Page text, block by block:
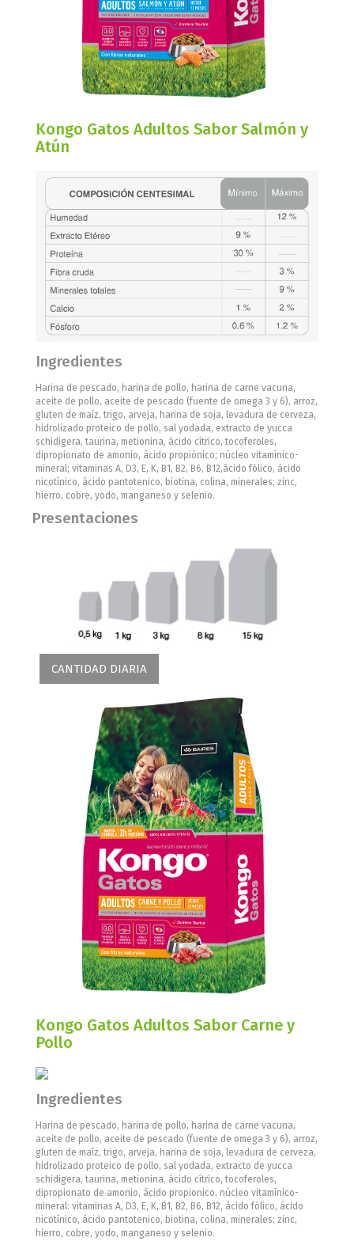
Kongo Gatos Adultos Sabor Salmón y
Atún
Ingredientes
Harina de pescado, harina de pollo, harina de carne vacuna,
aceite de pollo, aceite de pescado (fuente de omega 3 y 6), arroz,
gluten de maíz, trigo, arveja, harina de soja, levadura de cerveza,
hidrolizado proteico de pollo, sal yodada, extracto de yucca
schidigera, taurina, metionina, ácido cítrico, tocoferoles,
dipropionato de amonio, ácido propiónico; núcleo vitamínico-
mineral; vitaminas A, D3, E, K, B1, B2, B6, B12,ácido fólico, ácido
nicotínico, ácido pantotenico, biotina, colina, minerales; zinc,
hierro, cobre, yodo, manganeso y selenio.
Presentaciones
CANTIDAD DIARIA
Kongo Gatos Adultos Sabor Carne y
Pollo
Ingredientes
Harina de pescado, harina de pollo, harina de carne vacuna,
aceite de pollo, aceite de pescado (fuente de omega 3 y 6), arroz,
gluten de maíz, trigo, arveja, harina de soja, levadura de cerveza,
hidrolizado proteico de pollo, sal yodada, extracto de yucca
schidigera, taurina, metionina, ácido cítrico, tocoferoles,
dipropionato de amonio, ácido propionico, núcleo vitamínico-
mineral: vitaminas A, D3, E, K, B1, B2, B6, B12, ácido fólico, ácido
nicotínico, ácido pantotenico, biotina, colina, minerales; zinc,
hierro, cobre, yodo, manganeso y selenio.